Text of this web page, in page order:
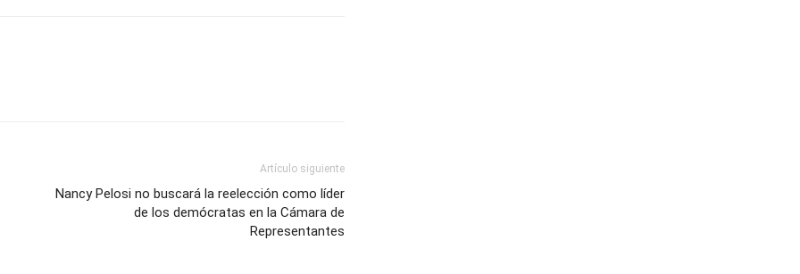
Artículo siguiente
Nancy Pelosi no buscará la reelección como líder
de los demócratas en la Cámara de
Representantes